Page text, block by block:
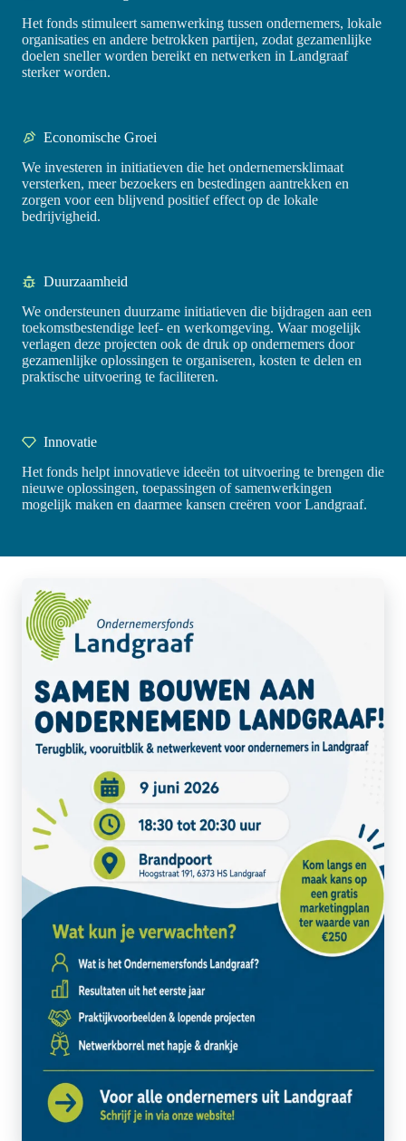
Het fonds stimuleert samenwerking tussen ondernemers, lokale
organisaties en andere betrokken partijen, zodat gezamenlijke
doelen sneller worden bereikt en netwerken in Landgraaf
sterker worden.
Economische Groei
We investeren in initiatieven die het ondernemersklimaat
versterken, meer bezoekers en bestedingen aantrekken en
zorgen voor een blijvend positief effect op de lokale
bedrijvigheid.
Duurzaamheid
We ondersteunen duurzame initiatieven die bijdragen aan een
toekomstbestendige leef- en werkomgeving. Waar mogelijk
verlagen deze projecten ook de druk op ondernemers door
gezamenlijke oplossingen te organiseren, kosten te delen en
praktische uitvoering te faciliteren.
Innovatie
Het fonds helpt innovatieve ideeën tot uitvoering te brengen die
nieuwe oplossingen, toepassingen of samenwerkingen
mogelijk maken en daarmee kansen creëren voor Landgraaf.